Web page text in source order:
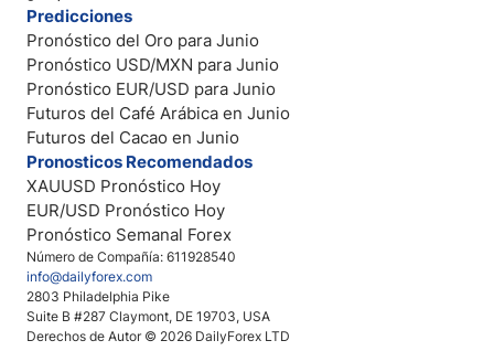
Número de Compañía: 611928540
info@dailyforex.com
2803 Philadelphia Pike
Suite B #287 Claymont, DE 19703, USA
Derechos de Autor © 2026 DailyForex LTD
Predicciones
Pronóstico del Oro para Junio
Pronóstico USD/MXN para Junio
Pronóstico EUR/USD para Junio
Futuros del Café Arábica en Junio
Futuros del Cacao en Junio
Pronosticos Recomendados
XAUUSD Pronóstico Hoy
EUR/USD Pronóstico Hoy
Pronóstico Semanal Forex